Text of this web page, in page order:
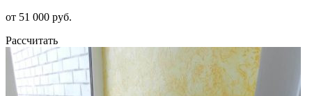
от 51 000 руб.
Рассчитать